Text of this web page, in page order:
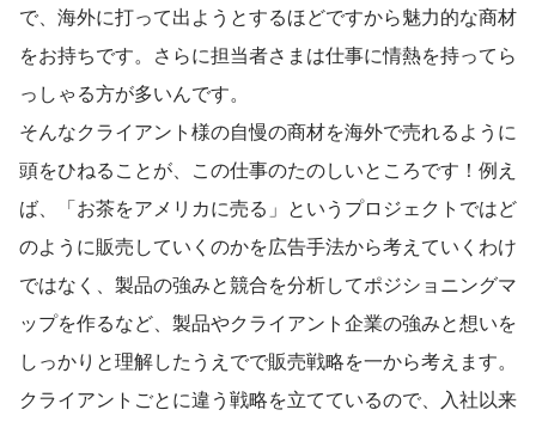
で、海外に打って出ようとするほどですから魅力的な商材
をお持ちです。さらに担当者さまは仕事に情熱を持ってら
っしゃる方が多いんです。
そんなクライアント様の自慢の商材を海外で売れるように
頭をひねることが、この仕事のたのしいところです！例え
ば、「お茶をアメリカに売る」というプロジェクトではど
のように販売していくのかを広告手法から考えていくわけ
ではなく、製品の強みと競合を分析してポジショニングマ
ップを作るなど、製品やクライアント企業の強みと想いを
しっかりと理解したうえでで販売戦略を一から考えます。
クライアントごとに違う戦略を立てているので、入社以来